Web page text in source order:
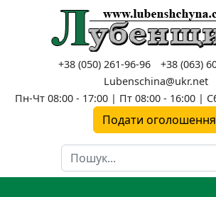
+38 (050) 261-96-96
+38 (063)
Lubenschina@ukr.net
Пн-Чт 08:00 - 17:00 | Пт 08:00 - 16:00 |
Подати оголошення
Пошук